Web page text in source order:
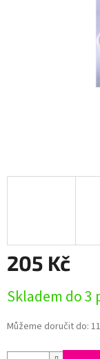
205 Kč
cena:
Skladem do 3
Můžeme doručit do: